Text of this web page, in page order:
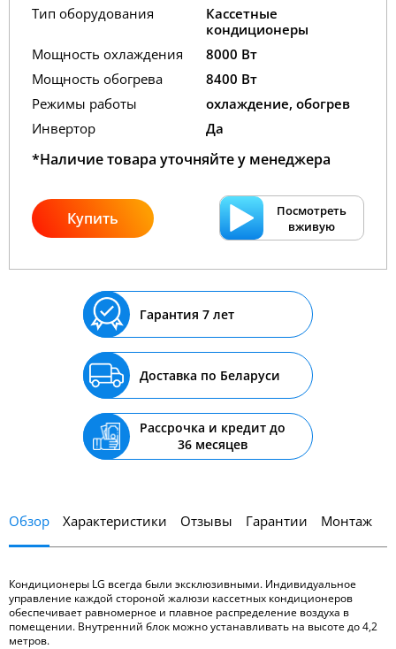
Тип оборудования
Кассетные
кондиционеры
Мощность охлаждения
8000 Вт
Мощность обогрева
8400 Вт
Режимы работы
охлаждение, обогрев
Инвертор
Да
*Наличие товара уточняйте у менеджера
Купить
Посмотреть
вживую
Гарантия 7 лет
Доставка по Беларуси
Рассрочка и кредит до
36 месяцев
Обзор Характеристики Отзывы Гарантии Монтаж
Кондиционеры LG всегда были эксклюзивными. Индивидуальное
управление каждой стороной жалюзи кассетных кондиционеров
обеспечивает равномерное и плавное распределение воздуха в
помещении. Внутренний блок можно устанавливать на высоте до 4,2
метров.